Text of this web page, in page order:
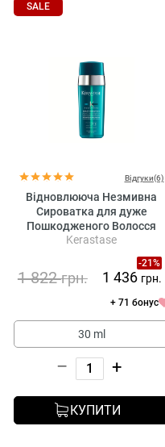
SALE
Відгуки(6)
Відновлююча Незмивна
Сироватка для дуже
Пошкодженого Волосся
Kerastase Resistance
Therapiste Renewal Leave-in
Serum
Kerastase
-21%
1 822грн. 1 436 грн.
+ 71 бонус
30 ml
– +
КУПИТИ